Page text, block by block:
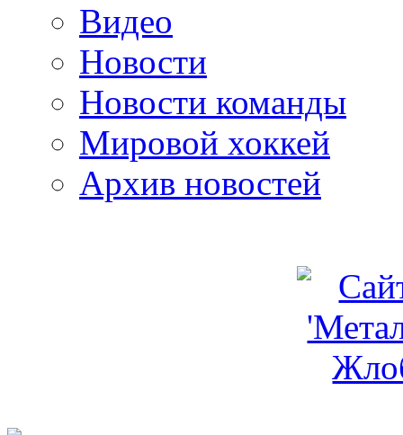
Видео
Новости
Новости команды
Мировой хоккей
Архив новостей